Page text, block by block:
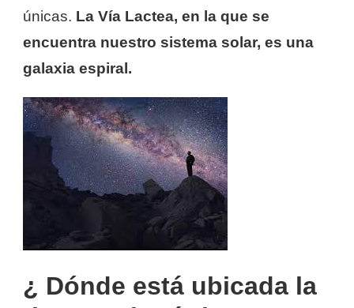
únicas. La Vía Lactea, en la que se
encuentra nuestro sistema solar, es una
galaxia espiral.
¿ Dónde está ubicada la